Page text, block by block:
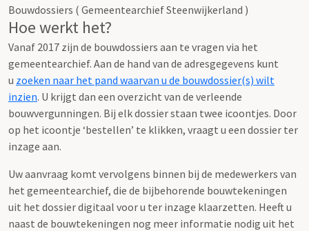
Bouwdossiers ( Gemeentearchief Steenwijkerland )
Hoe werkt het?
Vanaf 2017 zijn de bouwdossiers aan te vragen via het
gemeentearchief. Aan de hand van de adresgegevens kunt
u zoeken naar het pand waarvan u de bouwdossier(s) wilt
inzien. U krijgt dan een overzicht van de verleende
bouwvergunningen. Bij elk dossier staan twee icoontjes. Door
op het icoontje ‘bestellen’ te klikken, vraagt u een dossier ter
inzage aan.
Uw aanvraag komt vervolgens binnen bij de medewerkers van
het gemeentearchief, die de bijbehorende bouwtekeningen
uit het dossier digitaal voor u ter inzage klaarzetten. Heeft u
naast de bouwtekeningen nog meer informatie nodig uit het